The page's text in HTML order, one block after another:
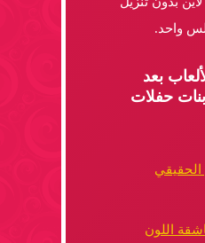
واحد.
بعد
حفلات
الحقيقي
اللون